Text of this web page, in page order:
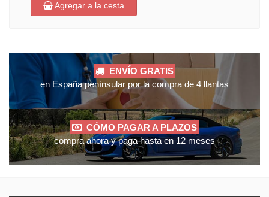
Agregar a la cesta
ENVÍO GRATIS
en España penínsular por la compra de 4 llantas
CÓMO PAGAR A PLAZOS
compra ahora y paga hasta en 12 meses